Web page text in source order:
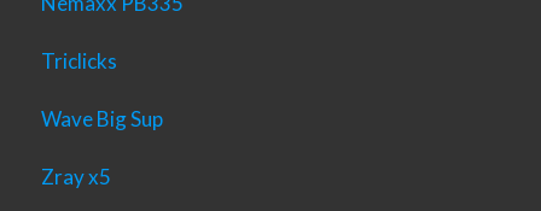
Triclicks
Wave Big Sup
Zray x5